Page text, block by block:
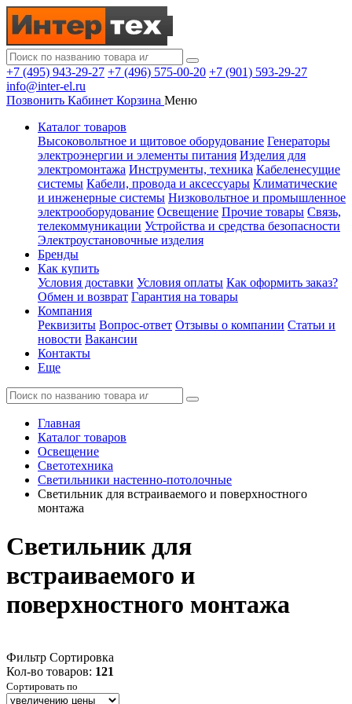
+7 (495) 943-29-27 +7 (496) 575-00-20 +7 (901) 593-29-27
info@inter-el.ru
Позвонить Кабинет Корзина Меню
Каталог товаров
Высоковольтное и щитовое оборудование Генераторы
электроэнергии и элементы питания Изделия для
электромонтажа Инструменты, техника Кабеленесущие
системы Кабели, провода и аксессуары Климатические
и инженерные системы Низковольтное и промышленное
электрооборудование Освещение Прочие товары Связь,
телекоммуникации Устройства и средства безопасности
Электроустановочные изделия
Бренды
Как купить
Условия доставки Условия оплаты Как оформить заказ?
Обмен и возврат Гарантия на товары
Компания
Реквизиты Вопрос-ответ Отзывы о компании Статьи и
новости Вакансии
Контакты
Еще
Главная
Каталог товаров
Освещение
Светотехника
Светильники настенно-потолочные
Светильник для встраиваемого и поверхностного
монтажа
Светильник для
встраиваемого и
поверхностного монтажа
Фильтр Сортировка
Кол-во товаров: 121
Сортировать по